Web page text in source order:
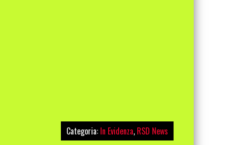
Categoria: In Evidenza, RSD News